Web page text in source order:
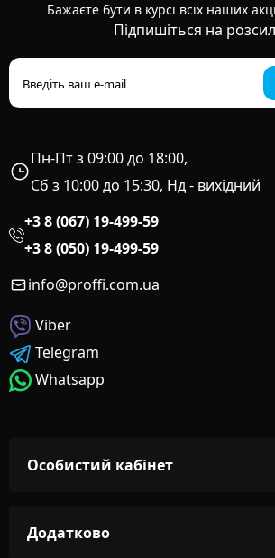
Бажаєте бути в курсі всіх наших
Підпишіться на
Пн-Пт з 09:00 до 18:00,
Сб з 10:00 до 15:30, Нд - вихідний
+3 8 (067) 19-499-59
+3 8 (050) 19-499-59
info@proffi.com.ua
Viber
Telegram
Whatsapp
Особистий кабінет
Додатково